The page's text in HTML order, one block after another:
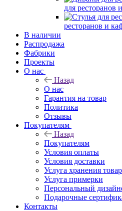
для ресторанов
ресторанов и
В наличии
Распродажа
Фабрики
Проекты
О нас
Назад
О нас
Гарантия на товар
Политика
Отзывы
Покупателям
Назад
Покупателям
Условия оплаты
Условия доставки
Услуга хранения
Услуга примерки
Персональный
Подарочные
Контакты